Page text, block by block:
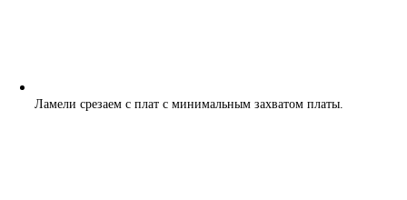
Ламели срезаем с плат с минимальным захватом платы.